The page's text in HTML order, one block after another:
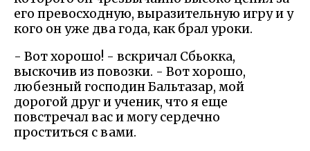
его превосходную, выразительную игру и у
кого он уже два года, как брал уроки.
- Вот хорошо! - вскричал Сбьокка,
выскочив из повозки. - Вот хорошо,
любезный господин Бальтазар, мой
дорогой друг и ученик, что я еще
повстречал вас и могу сердечно
проститься с вами.